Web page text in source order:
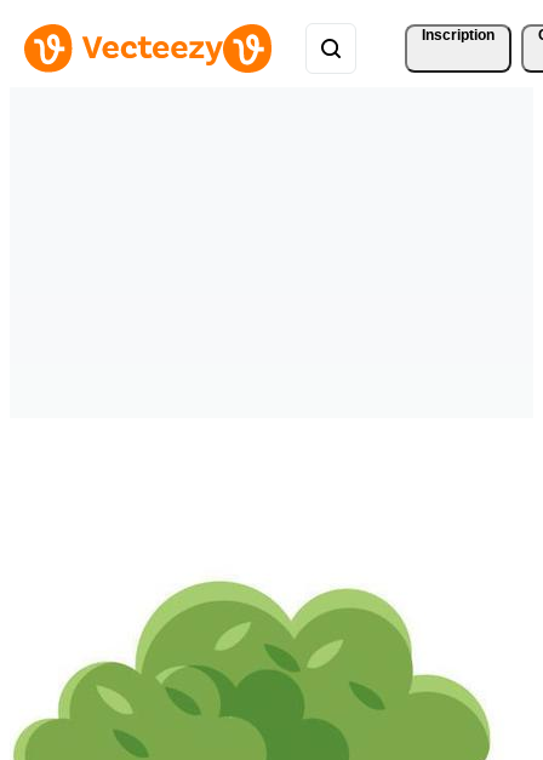
Inscription